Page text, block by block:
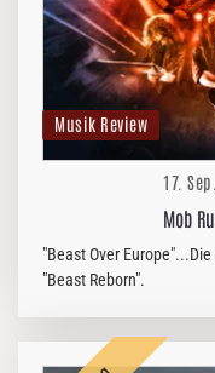
Musik Review
17.
"Beast Over
"Beast Reborn".